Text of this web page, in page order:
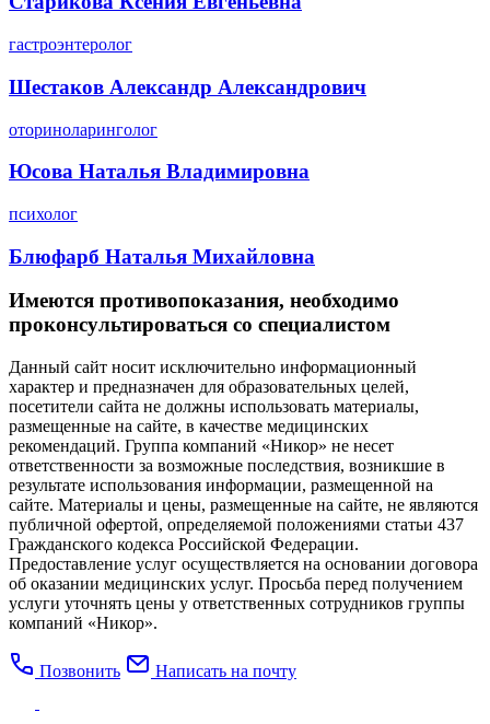
гастроэнтеролог
Шестаков Александр Александрович
оториноларинголог
Юсова Наталья Владимировна
психолог
Блюфарб Наталья Михайловна
Имеются противопоказания, необходимо
проконсультироваться со специалистом
Данный сайт носит исключительно информационный
характер и предназначен для образовательных целей,
посетители сайта не должны использовать материалы,
размещенные на сайте, в качестве медицинских
рекомендаций. Группа компаний «Никор» не несет
ответственности за возможные последствия, возникшие в
результате использования информации, размещенной на
сайте. Материалы и цены, размещенные на сайте, не являются
публичной офертой, определяемой положениями статьи 437
Гражданского кодекса Российской Федерации.
Предоставление услуг осуществляется на основании договора
об оказании медицинских услуг. Просьба перед получением
услуги уточнять цены у ответственных сотрудников группы
компаний «Никор».
Позвонить Написать на почту